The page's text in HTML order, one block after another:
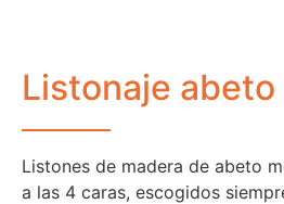
Listonaje
Listones de madera de abeto
a las 4 caras, escogidos